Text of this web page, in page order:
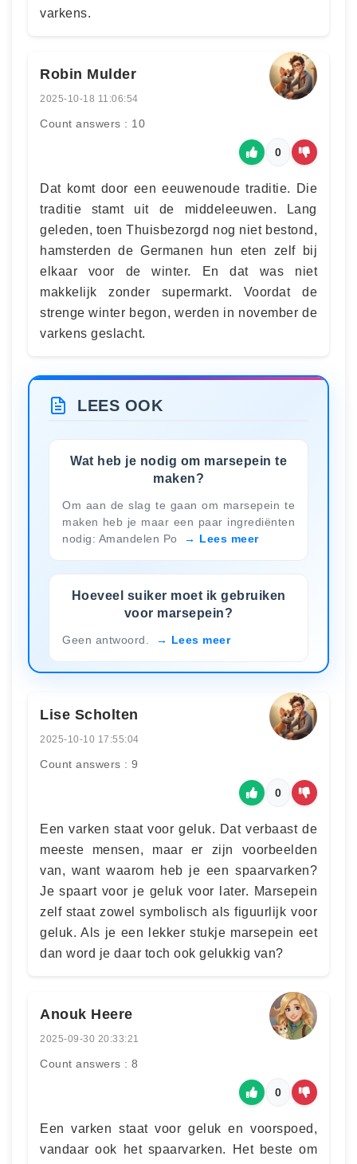
varkens.
Robin Mulder
2025-10-18 11:06:54
Count answers : 10
0
Dat komt door een eeuwenoude traditie. Die
traditie stamt uit de middeleeuwen. Lang
geleden, toen Thuisbezorgd nog niet bestond,
hamsterden de Germanen hun eten zelf bij
elkaar voor de winter. En dat was niet
makkelijk zonder supermarkt. Voordat de
strenge winter begon, werden in november de
varkens geslacht.
LEES OOK
Wat heb je nodig om marsepein te
maken?
Om aan de slag te gaan om marsepein te
maken heb je maar een paar ingrediënten
nodig: Amandelen Po
Lees meer
Hoeveel suiker moet ik gebruiken
voor marsepein?
Geen antwoord. Lees meer
Lise Scholten
2025-10-10 17:55:04
Count answers : 9
0
Een varken staat voor geluk. Dat verbaast de
meeste mensen, maar er zijn voorbeelden
van, want waarom heb je een spaarvarken?
Je spaart voor je geluk voor later. Marsepein
zelf staat zowel symbolisch als figuurlijk voor
geluk. Als je een lekker stukje marsepein eet
dan word je daar toch ook gelukkig van?
Anouk Heere
2025-09-30 20:33:21
Count answers : 8
0
Een varken staat voor geluk en voorspoed,
vandaar ook het spaarvarken. Het beste om